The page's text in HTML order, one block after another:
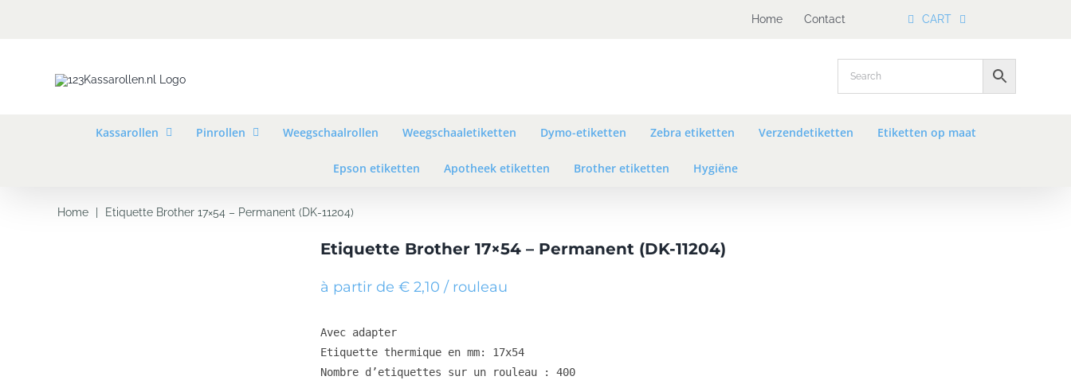
Home Contact CART
Kassarollen Pinrollen Weegschaalrollen Weegschaaletiketten Dymo-etiketten Zebra etiketten Verzendetiketten Etiketten op maat
Epson etiketten Apotheek etiketten Brother etiketten Hygiëne
Home Etiquette Brother 17×54 – Permanent (DK-11204)
Etiquette Brother 17×54 – Permanent (DK-11204)
à partir de € 2,10 / rouleau
Avec adapter
Etiquette thermique en mm: 17x54
Nombre d’etiquettes sur un rouleau : 400